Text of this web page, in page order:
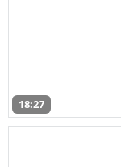
18:27